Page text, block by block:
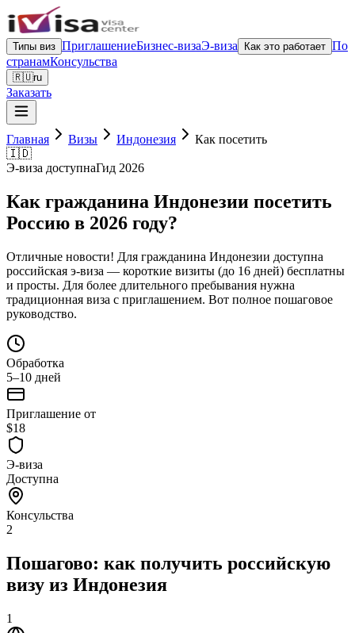
Типы виз ПриглашениеБизнес-визаЭ-виза Как это работает По
странамКонсульства
🇷🇺ru
Заказать
Главная Визы Индонезия
Как посетить
🇮🇩
Э-виза доступнаГид 2026
Как гражданина Индонезии посетить
Россию в 2026 году?
Отличные новости! Для гражданина Индонезии доступна
российская э-виза — короткие визиты (до 16 дней) бесплатны
и просты. Для более длительного пребывания нужна
традиционная виза с приглашением. Вот полное пошаговое
руководство.
Обработка
5–10 дней
Приглашение от
$18
Э-виза
Доступна
Консульства
2
Пошагово: как получить российскую
визу из Индонезия
1